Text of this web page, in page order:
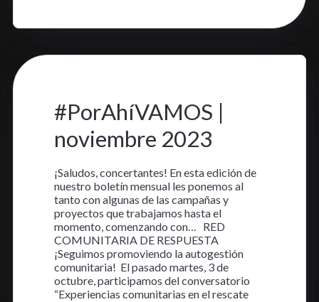
#PorAhíVAMOS |
noviembre 2023
¡Saludos, concertantes! En esta edición de
nuestro boletín mensual les ponemos al
tanto con algunas de las campañas y
proyectos que trabajamos hasta el
momento, comenzando con… RED
COMUNITARIA DE RESPUESTA
¡Seguimos promoviendo la autogestión
comunitaria! El pasado martes, 3 de
octubre, participamos del conversatorio
“Experiencias comunitarias en el rescate